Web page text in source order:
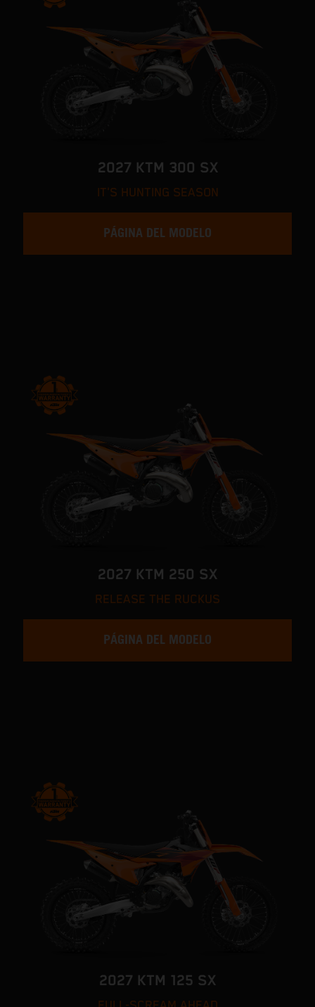
2027 KTM 300 SX
IT'S HUNTING SEASON
PÁGINA DEL MODELO
2027 KTM 250 SX
RELEASE THE RUCKUS
PÁGINA DEL MODELO
2027 KTM 125 SX